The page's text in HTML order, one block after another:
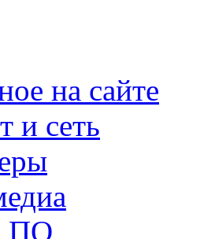
на сайте
и сеть
ПО